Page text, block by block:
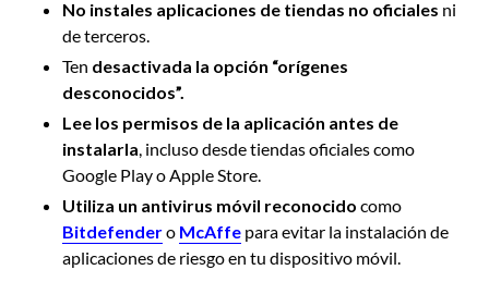
No instales aplicaciones de tiendas no oficiales ni
de terceros.
Ten desactivada la opción “orígenes
desconocidos”.
Lee los permisos de la aplicación antes de
instalarla, incluso desde tiendas oficiales como
Google Play o Apple Store.
Utiliza un antivirus móvil reconocido como
Bitdefendero McAffe para evitar la instalación de
aplicaciones de riesgo en tu dispositivo móvil.